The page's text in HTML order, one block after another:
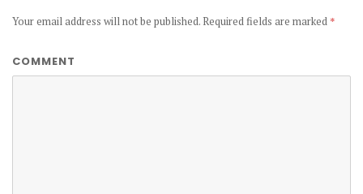
Your email address will not be published. Required fields are marked *
COMMENT